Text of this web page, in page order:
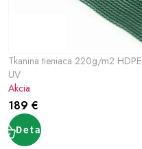
Tkanina tieniaca 220g/m2 HDPE
UV
189 €
Detail
Akcia